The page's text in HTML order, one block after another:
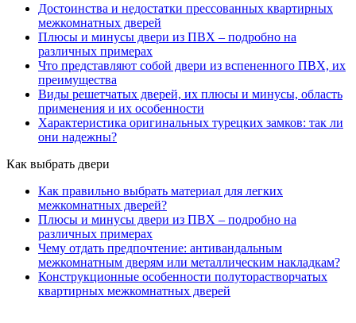
Достоинства и недостатки прессованных квартирных
межкомнатных дверей
Плюсы и минусы двери из ПВХ – подробно на
различных примерах
Что представляют собой двери из вспененного ПВХ, их
преимущества
Виды решетчатых дверей, их плюсы и минусы, область
применения и их особенности
Характеристика оригинальных турецких замков: так ли
они надежны?
Как выбрать двери
Как правильно выбрать материал для легких
межкомнатных дверей?
Плюсы и минусы двери из ПВХ – подробно на
различных примерах
Чему отдать предпочтение: антивандальным
межкомнатным дверям или металлическим накладкам?
Конструкционные особенности полуторастворчатых
квартирных межкомнатных дверей